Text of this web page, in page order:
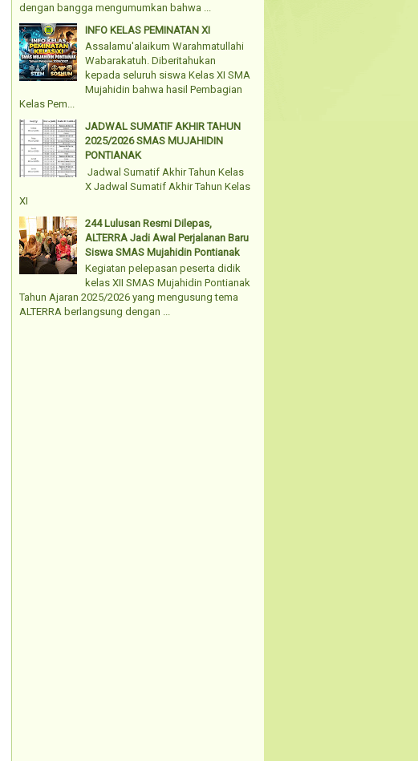
dengan bangga mengumumkan bahwa ...
INFO KELAS PEMINATAN XI
Assalamu'alaikum Warahmatullahi
Wabarakatuh. Diberitahukan
kepada seluruh siswa Kelas XI SMA
Mujahidin bahwa hasil Pembagian
Kelas Pem...
JADWAL SUMATIF AKHIR TAHUN
2025/2026 SMAS MUJAHIDIN
PONTIANAK
Jadwal Sumatif Akhir Tahun Kelas
X Jadwal Sumatif Akhir Tahun Kelas
XI
244 Lulusan Resmi Dilepas,
ALTERRA Jadi Awal Perjalanan Baru
Siswa SMAS Mujahidin Pontianak
Kegiatan pelepasan peserta didik
kelas XII SMAS Mujahidin Pontianak
Tahun Ajaran 2025/2026 yang mengusung tema
ALTERRA berlangsung dengan ...